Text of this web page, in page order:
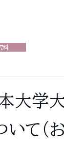
科
大学
いて（